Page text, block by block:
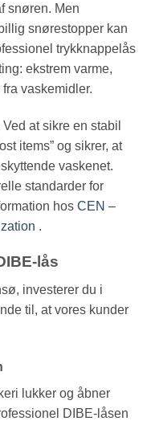
snøren. Men
snørestopper kan
trykknappelås
ekstrem varme,
vaskemidler.
at sikre en stabil
items” og sikrer, at
vaskenet.
standarder for
hos CEN –
.
lås
investerer du i
til, at vores kunder
lukker og åbner
DIBE-låsen